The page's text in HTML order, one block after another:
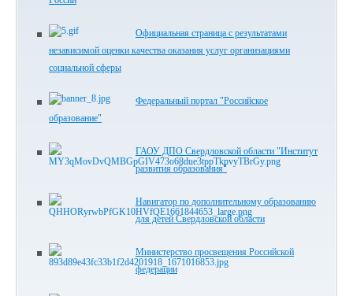
Официальная страница с результатами
независимой оценки качества оказания услуг организациями
социальной сферы
Федеральный портал "Российское
образование"
ГАОУ ДПО Свердловской области "Институт
развития образования"
Навигатор по дополнительному образованию
для детей Свердловской области
Министерство просвещения Российской
федерации